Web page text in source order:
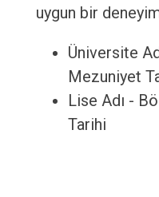
uygun bir
Üniversite
Mezuniyet
Lise Adı -
Tarihi